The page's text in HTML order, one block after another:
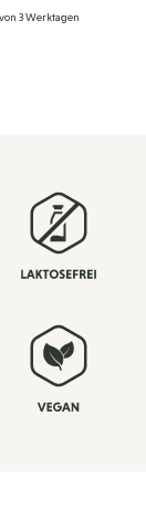
3 Werktagen